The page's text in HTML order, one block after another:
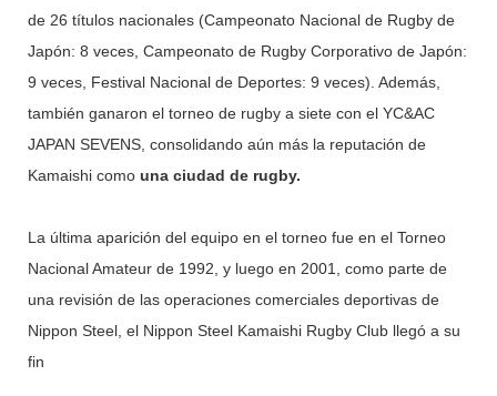
de 26 títulos nacionales (Campeonato Nacional de Rugby de
Japón: 8 veces, Campeonato de Rugby Corporativo de Japón:
9 veces, Festival Nacional de Deportes: 9 veces). Además,
también ganaron el torneo de rugby a siete con el YC&AC
JAPAN SEVENS, consolidando aún más la reputación de
Kamaishi como una ciudad de rugby.
La última aparición del equipo en el torneo fue en el Torneo
Nacional Amateur de 1992, y luego en 2001, como parte de
una revisión de las operaciones comerciales deportivas de
Nippon Steel, el Nippon Steel Kamaishi Rugby Club llegó a su
fin